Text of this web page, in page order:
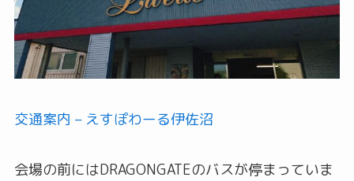
交通案内 – えすぽわーる伊佐沼
会場の前にはDRAGONGATEのバスが停まっていま